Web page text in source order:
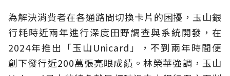
為解決消費者在各通路間切換卡片的困擾，玉山銀
行耗時近兩年進行深度田野調查與系統開發，在
2024年推出「玉山Unicard」，不到兩年時間便
創下發行近200萬張亮眼成績。林榮華強調，玉山